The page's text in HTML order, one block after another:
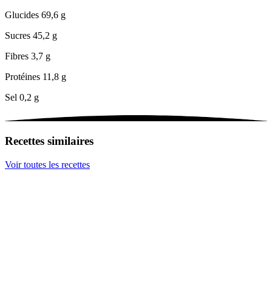
Glucides 69,6 g
Sucres 45,2 g
Fibres 3,7 g
Protéines 11,8 g
Sel 0,2 g
Recettes similaires
Voir toutes les recettes